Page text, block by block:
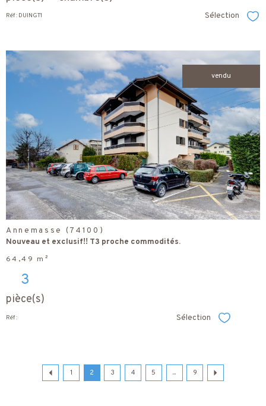
Réf : DUINGT1 Sélection
vendu
voir le
bien
Annemasse (74100)
Nouveau et exclusif!! T3 proche commodités.
64,49 m²
3
pièce(s)
Réf : Sélection Sélectionner
1 2 3 4 5 ... 9